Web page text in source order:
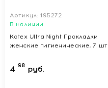
Артикул: 195272
В наличии
Kotex Ultra Night Прокладки
женские гигиенические, 7 шт
4 98 руб.